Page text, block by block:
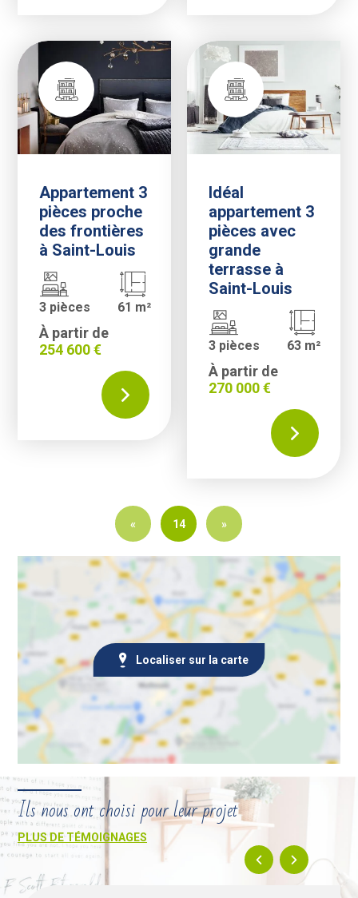
Appartement 3
pièces proche
des frontières
à Saint-Louis
3 pièces 61 m²
À partir de
254 600 €
Idéal
appartement 3
pièces avec
grande
terrasse à
Saint-Louis
3 pièces 63 m²
À partir de
270 000 €
« 14 »
Localiser sur la carte
Ils nous ont choisi pour leur projet
PLUS DE TÉMOIGNAGES